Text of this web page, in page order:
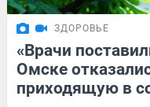
ЗДОРОВЬЕ
«Врачи
Омске
приходящую в